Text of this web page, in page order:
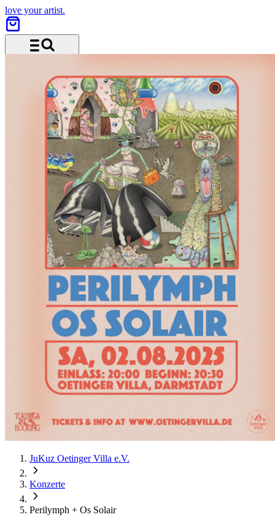
love your artist.
JuKuz Oetinger Villa e.V.
Konzerte
Perilymph + Os Solair